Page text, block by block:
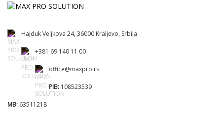
Hajduk Veljkova 24, 36000 Kraljevo, Srbija
+381 69 140 11 00
office@maxpro.rs
PIB: 108523539
MB: 63511218